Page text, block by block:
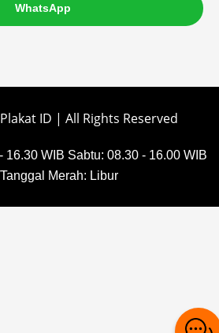
WhatsApp
ID | All Rights Reserved
16.30 WIB Sabtu: 08.30 - 16.00 WIB
Merah: Libur